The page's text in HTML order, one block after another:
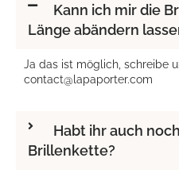
Kann ich mir die
Länge abändern
Ja das ist möglich, schreibe
contact@lapaporter.com
Habt ihr auch
Brillenkette?